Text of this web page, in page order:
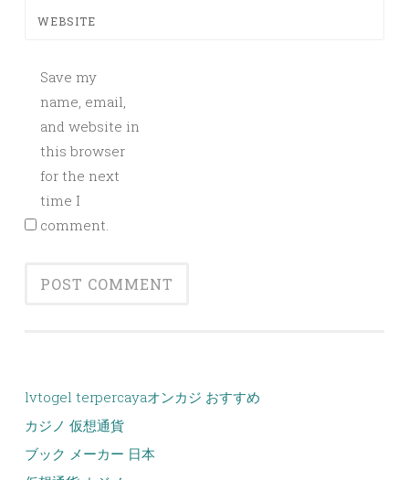
WEBSITE
Save my
name, email,
and website in
this browser
for the next
time I
comment.
lvtogel terpercayaオンカジ おすすめ
カジノ 仮想通貨
ブック メーカー 日本